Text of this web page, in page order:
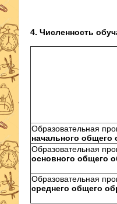
4. Численность
Образовательная
начального общего
Образовательная
основного общего
Образовательная
среднего общего